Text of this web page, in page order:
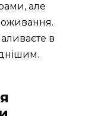
але
в